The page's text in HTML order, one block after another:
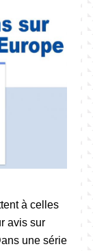
à celles
avis sur
une série